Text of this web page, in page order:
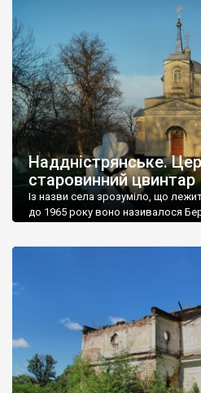
старовинний цвинтар із кам’яними
збереглися, написані кирилицею,
мовою. За всіма традиційними
український. Хрести датуються 19
роках Болган […]
Наддністрянське.
старовинний цвинтар
Із назви села зрозуміло, що
до 1965 року воно називалося
Наддністрянське відрізняється
сіл. У селі є мурована